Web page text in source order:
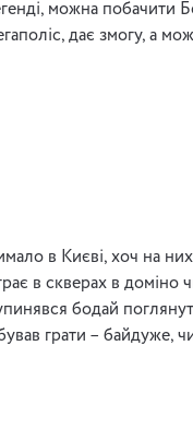
можна побачити
дає змогу, а
в Києві, хоч на
в скверах в доміно
бодай
грати –